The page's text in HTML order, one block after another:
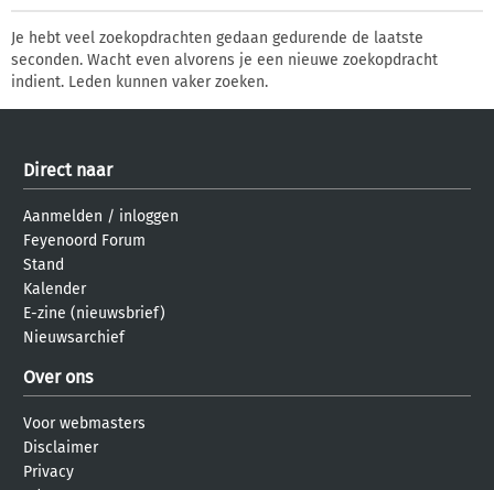
Je hebt veel zoekopdrachten gedaan gedurende de laatste
seconden. Wacht even alvorens je een nieuwe zoekopdracht
indient. Leden kunnen vaker zoeken.
Direct naar
Aanmelden / inloggen
Feyenoord Forum
Stand
Kalender
E-zine (nieuwsbrief)
Nieuwsarchief
Over ons
Voor webmasters
Disclaimer
Privacy